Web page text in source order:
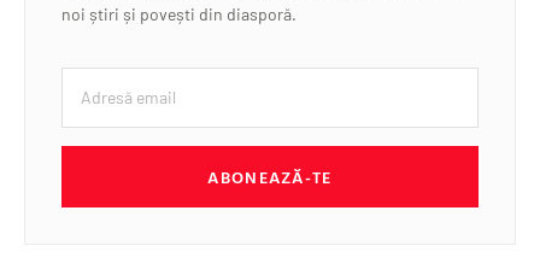
noi știri și povești din diasporă.
ABONEAZĂ-TE